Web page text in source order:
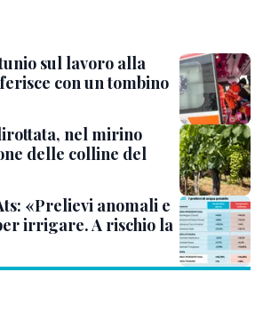
sul lavoro alla
con un tombino
nel mirino
delle colline del
«Prelievi anomali e
irrigare. A rischio la